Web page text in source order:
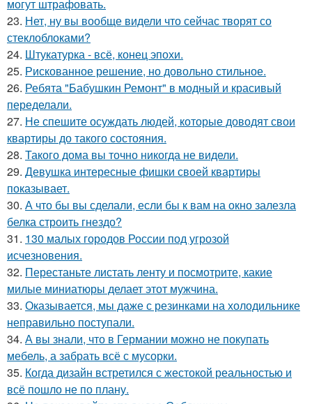
могут штрафовать.
23. Нет, ну вы вообще видели что сейчас творят со
стеклоблоками?
24. Штукатурка - всё, конец эпохи.
25. Рискованное решение, но довольно стильное.
26. Ребята "Бабушкин Ремонт" в модный и красивый
переделали.
27. Не спешите осуждать людей, которые доводят свои
квартиры до такого состояния.
28. Такого дома вы точно никогда не видели.
29. Девушка интересные фишки своей квартиры
показывает.
30. А что бы вы сделали, если бы к вам на окно залезла
белка строить гнездо?
31. 130 малых городов России под угрозой
исчезновения.
32. Перестаньте листать ленту и посмотрите, какие
милые миниатюры делает этот мужчина.
33. Оказывается, мы даже с резинками на холодильнике
неправильно поступали.
34. А вы знали, что в Германии можно не покупать
мебель, а забрать всё с мусорки.
35. Когда дизайн встретился с жестокой реальностью и
всё пошло не по плану.